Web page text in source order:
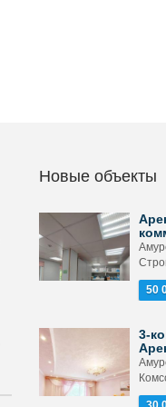
Новые объекты
50
3-